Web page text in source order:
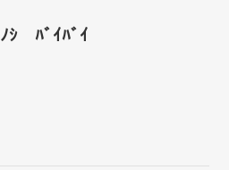
ﾉｼ ﾊﾞｲﾊﾞｲ